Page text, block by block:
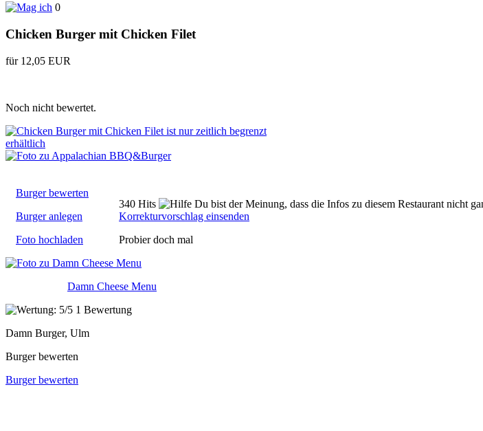
0
Chicken Burger mit Chicken Filet
für 12,05 EUR
Noch nicht bewertet.
Burger bewerten
Burger anlegen
Foto hochladen
340 Hits
Du bist der Meinung, dass die Infos zu diesem Restaurant nicht
Korrekturvorschlag einsenden
Probier doch mal
Damn Cheese Menu
1 Bewertung
Damn Burger, Ulm
Burger bewerten
Burger bewerten